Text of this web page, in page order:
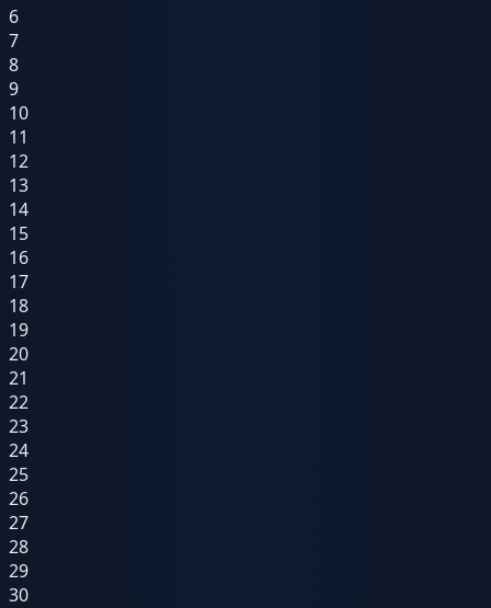
6
7
8
9
10
11
12
13
14
15
16
17
18
19
20
21
22
23
24
25
26
27
28
29
30